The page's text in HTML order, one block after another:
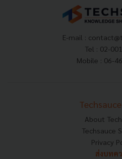
E-mail :
Tel : 02-
Mobile : 06-
About
Techsauce
Privacy
ส่งบทค